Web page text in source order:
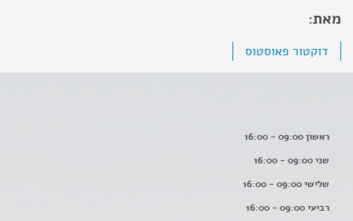
מאת:
דוקטור פאוסטוס
ראשון 09:00 - 16:00
שני 09:00 - 16:00
שלישי 09:00 - 16:00
רביעי 09:00 - 16:00